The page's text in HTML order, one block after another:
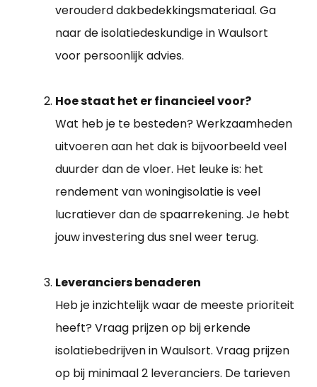
verouderd dakbedekkingsmateriaal. Ga
naar de isolatiedeskundige in Waulsort
voor persoonlijk advies.
Hoe staat het er financieel voor?
Wat heb je te besteden? Werkzaamheden
uitvoeren aan het dak is bijvoorbeeld veel
duurder dan de vloer. Het leuke is: het
rendement van woningisolatie is veel
lucratiever dan de spaarrekening. Je hebt
jouw investering dus snel weer terug.
Leveranciers benaderen
Heb je inzichtelijk waar de meeste prioriteit
heeft? Vraag prijzen op bij erkende
isolatiebedrijven in Waulsort. Vraag prijzen
op bij minimaal 2 leveranciers. De tarieven